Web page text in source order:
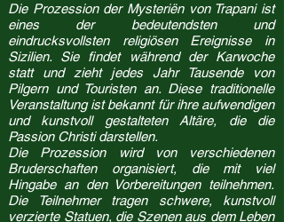
Die Prozession der Mysteriën von Trapani ist
eines der bedeutendsten und
eindrucksvollsten religiösen Ereignisse in
Sizilien. Sie findet während der Karwoche
statt und zieht jedes Jahr Tausende von
Pilgern und Touristen an. Diese traditionelle
Veranstaltung ist bekannt für ihre aufwendigen
und kunstvoll gestalteten Altäre, die die
Passion Christi darstellen.
Die Prozession wird von verschiedenen
Bruderschaften organisiert, die mit viel
Hingabe an den Vorbereitungen teilnehmen.
Die Teilnehmer tragen schwere, kunstvoll
verzierte Statuen, die Szenen aus dem Leben